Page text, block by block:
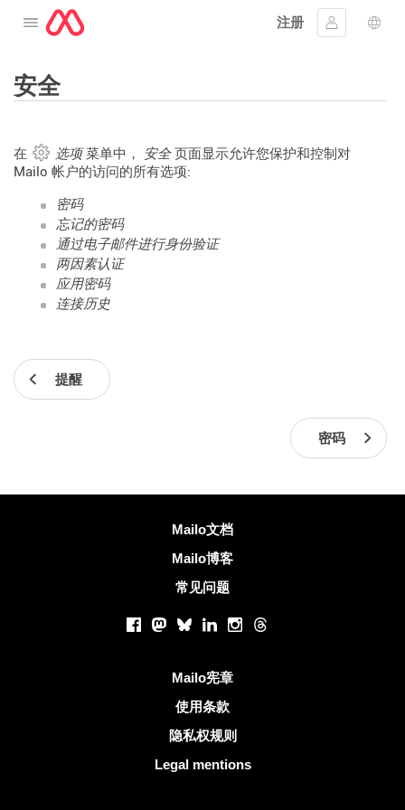
打开菜单
注册
登入 语言
安全
在 选项菜单中， 安全页面显示允许您保护和控制对
Mailo 帐户的访问的所有选项:
密码
忘记的密码
通过电子邮件进行身份验证
两因素认证
应用密码
连接历史
提醒
密码
Mailo文档
Mailo博客
常见问题
Facebook
Mastodon
BlueskyLinkedInInstagram
Threads
Mailo宪章
使用条款
隐私权规则
Legal mentions